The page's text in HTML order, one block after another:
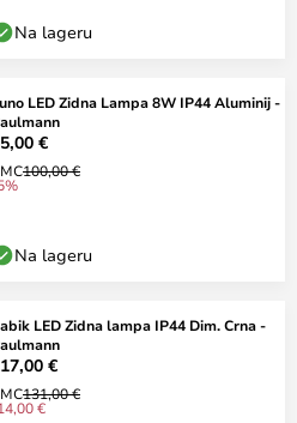
Na lageru
LED Zidna Lampa 8W IP44 Aluminij -
€
100,00 €
Na lageru
LED Zidna lampa IP44 Dim. Crna -
€
131,00 €
€